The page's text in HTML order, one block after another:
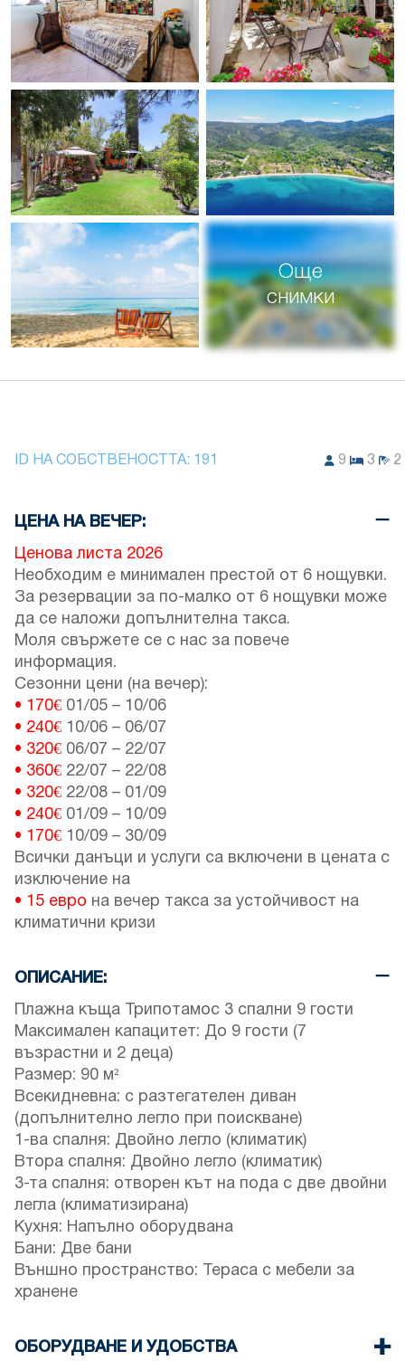
Още
снимки
ID НА СОБСТВЕНОСТТА: 191 9 3 2
ЦЕНА НА ВЕЧЕР:
Ценова листа 2026
Необходим е минимален престой от 6 нощувки.
За резервации за по-малко от 6 нощувки може
да се наложи допълнителна такса.
Моля свържете се с нас за повече
информация.
Сезонни цени (на вечер):
• 170€ 01/05 – 10/06
• 240€ 10/06 – 06/07
• 320€ 06/07 – 22/07
• 360€ 22/07 – 22/08
• 320€ 22/08 – 01/09
• 240€ 01/09 – 10/09
• 170€ 10/09 – 30/09
Всички данъци и услуги са включени в цената с
изключение на
• 15 евро на вечер такса за устойчивост на
климатични кризи
ОПИСАНИЕ:
Плажна къща Трипотамос 3 спални 9 гости
Максимален капацитет: До 9 гости (7
възрастни и 2 деца)
Размер: 90 м²
Всекидневна: с разтегателен диван
(допълнително легло при поискване)
1-ва спалня: Двойно легло (климатик)
Втора спалня: Двойно легло (климатик)
3-та спалня: отворен кът на пода с две двойни
легла (климатизирана)
Кухня: Напълно оборудвана
Бани: Две бани
Външно пространство: Тераса с мебели за
хранене
ОБОРУДВАНЕ И УДОБСТВА